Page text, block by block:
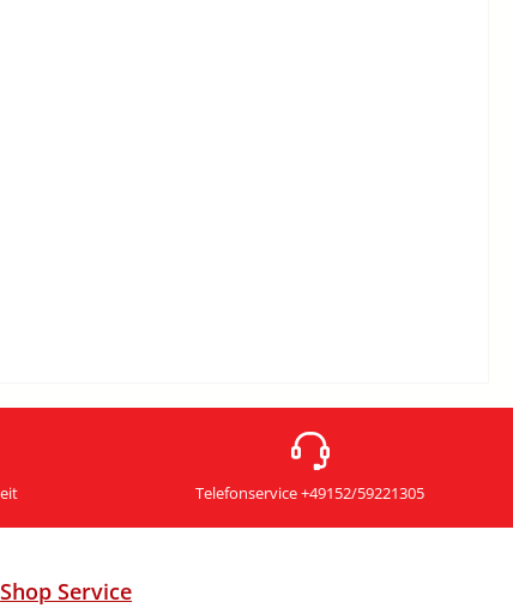
Telefonservice +49152/59221305
Shop Service